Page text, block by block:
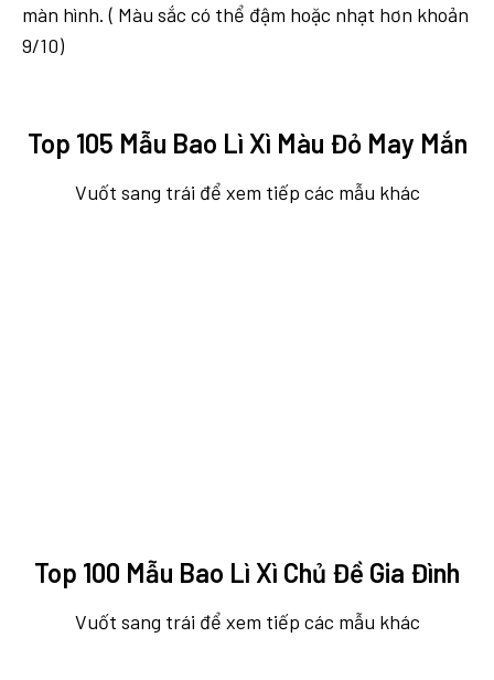
màn hình. ( Màu sắc có thể đậm hoặc nhạt hơn khoản
9/10)
Top 105 Mẫu Bao Lì Xì Màu Đỏ May Mắn
Vuốt sang trái để xem tiếp các mẫu khác
Top 100 Mẫu Bao Lì Xì Chủ Đề Gia Đình
Vuốt sang trái để xem tiếp các mẫu khác